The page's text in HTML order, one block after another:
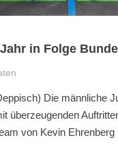
in Folge
Die männliche
überzeugenden
von Kevin Ehrenberg